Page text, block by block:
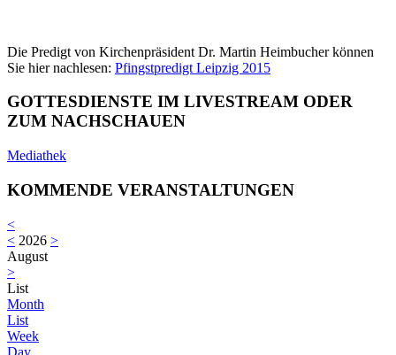
Die Predigt von Kirchenpräsident Dr. Martin Heimbucher können
Sie hier nachlesen: Pfingstpredigt Leipzig 2015
GOTTESDIENSTE IM LIVESTREAM ODER
ZUM NACHSCHAUEN
Mediathek
KOMMENDE VERANSTALTUNGEN
<
< 2026 >
August
>
List
Month
List
Week
Day